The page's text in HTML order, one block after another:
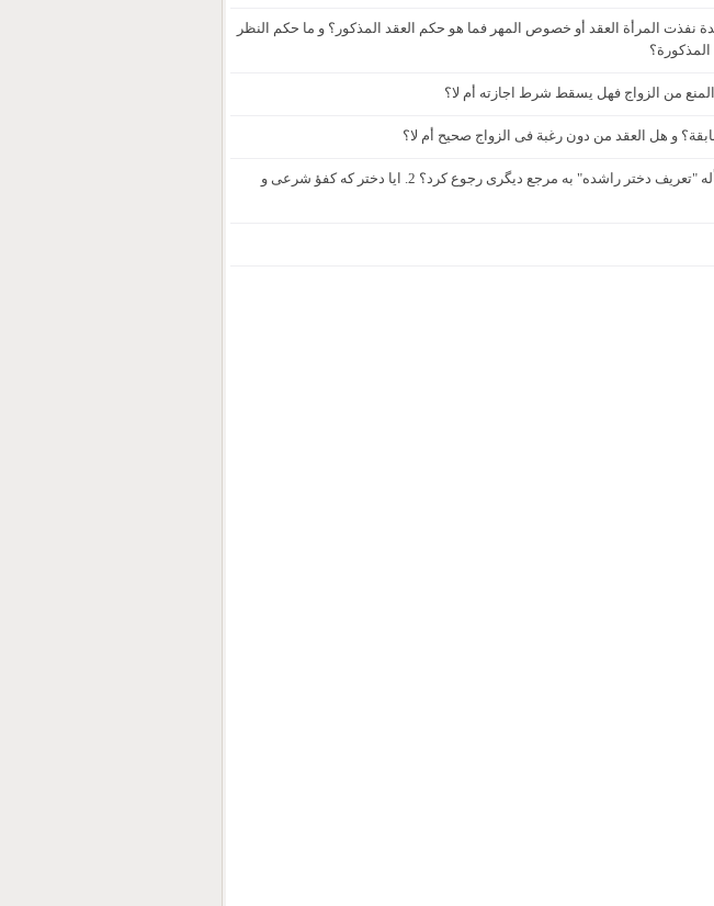
نفذت المرأة العقد أو خصوص المهر فما هو حکم العقد المذکور؟ و ما حکم النظر
المذکورة؟
المنع من الزواج فهل یسقط شرط اجازته أم لا؟
و هل العقد من دون رغبة فی الزواج صحیح أم لا؟
1. ایا ایت الله تهرانی اجازه میدند که تو مسأله "تعریف دختر راشده" به مرجع دیگری رجوع کرد؟ 2. ایا دختر که کفؤ شرعی و